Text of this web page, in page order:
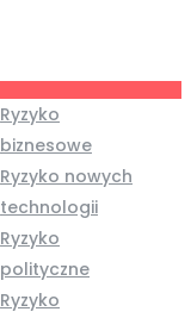
Ryzyko
biznesowe
Ryzyko nowych
technologii
Ryzyko
polityczne
Ryzyko